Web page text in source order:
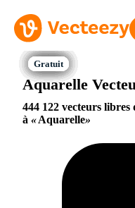
Aquarelle
444 122 vecteurs
à
Aquarelle